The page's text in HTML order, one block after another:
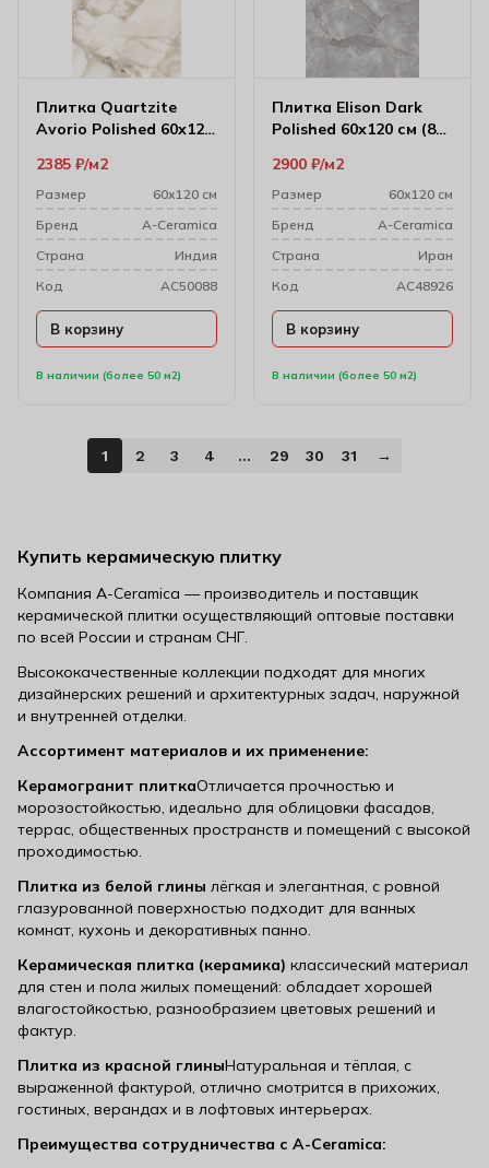
Плитка Quartzite
Avorio Polished 60х120
В наличии (более 50 м2)
2385 ₽ м2
Размер
60х120 см
Бренд
A-Ceramica
Cтрана
Индия
Код
AC50088
В корзину
Плитка Elison Dark
Polished 60х120 см (8
В наличии (более 50 м2)
2900 ₽ м2
Размер
60х120 см
Бренд
A-Ceramica
Cтрана
Иран
Код
AC48926
В корзину
1 2 3 4 … 29 30 31 →
Купить керамическую плитку
Компания A-Ceramica — производитель и поставщик
керамической плитки осуществляющий оптовые поставки
по всей России и странам СНГ.
Высококачественные коллекции подходят для многих
дизайнерских решений и архитектурных задач, наружной
и внутренней отделки.
Ассортимент материалов и их применение:
Керамогранит плиткаОтличается прочностью и
морозостойкостью, идеально для облицовки фасадов,
террас, общественных пространств и помещений с высокой
проходимостью.
Плитка из белой глины лёгкая и элегантная, с ровной
глазурованной поверхностью подходит для ванных
комнат, кухонь и декоративных панно.
Керамическая плитка (керамика) классический материал
для стен и пола жилых помещений: обладает хорошей
влагостойкостью, разнообразием цветовых решений и
фактур.
Плитка из красной глиныНатуральная и тёплая, с
выраженной фактурой, отлично смотрится в прихожих,
гостиных, верандах и в лофтовых интерьерах.
Преимущества сотрудничества с A-Ceramica: